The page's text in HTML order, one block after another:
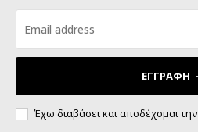
ΕΓΓΡΑΦΗ
Έχω διαβάσει και αποδέχομαι την